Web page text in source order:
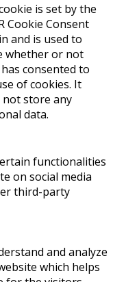
is set by the
Cookie Consent
and is used to
whether or not
consented to
of cookies. It
not store any
data.
functionalities
on social media
third-party
and analyze
which helps